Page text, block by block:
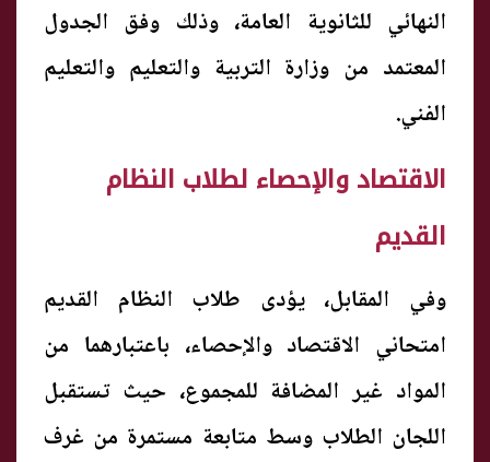
النهائي للثانوية العامة، وذلك وفق الجدول
المعتمد من وزارة التربية والتعليم والتعليم
الفني.
الاقتصاد والإحصاء لطلاب النظام
القديم
وفي المقابل، يؤدى طلاب النظام القديم
امتحاني الاقتصاد والإحصاء، باعتبارهما من
المواد غير المضافة للمجموع، حيث تستقبل
اللجان الطلاب وسط متابعة مستمرة من غرف